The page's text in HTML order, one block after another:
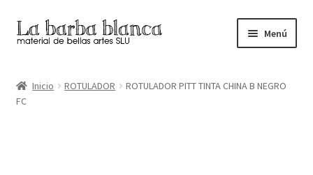
Ir
a
navegación
Ir
al
Menú
Carrito
Inicio ROTULADOR
ROTULADOR PITT TINTA CHINA B NEGRO
FC